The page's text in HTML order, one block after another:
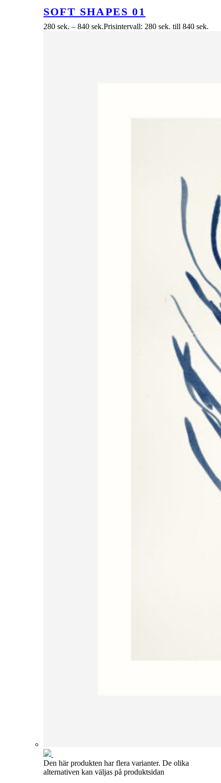
SOFT SHAPES 01
280 sek. – 840 sek.Prisintervall: 280 sek. till 840 sek.
Den här produkten har flera varianter. De olika
alternativen kan väljas på produktsidan